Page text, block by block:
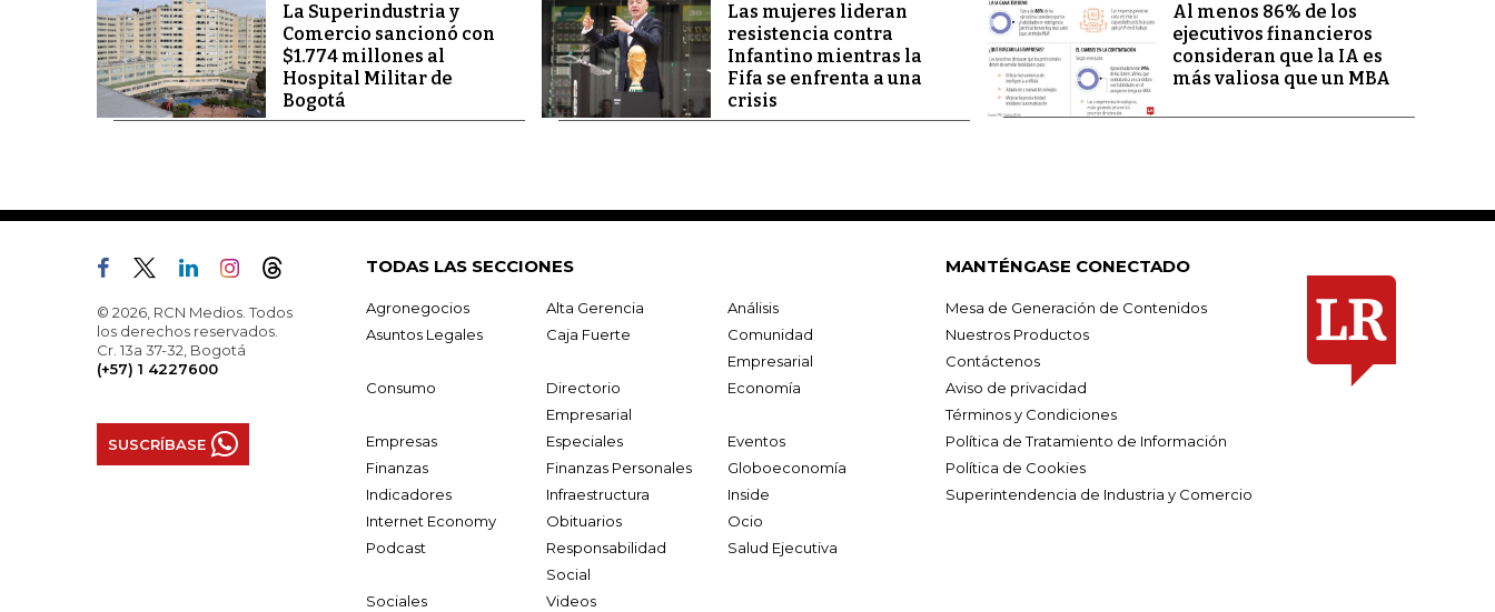
La Superindustria y
Comercio sancionó con
$1.774 millones al
Hospital Militar de
Bogotá
Las mujeres lideran
resistencia contra
Infantino mientras la
Fifa se enfrenta a una
crisis
Al menos 86% de los
ejecutivos financieros
consideran que la IA es
más valiosa que un MBA
© 2026, RCN Medios. Todos
los derechos reservados.
Cr. 13a 37-32, Bogotá
(+57) 1 4227600
SUSCRÍBASE
TODAS LAS SECCIONES
Agronegocios Alta Gerencia
Análisis
Asuntos Legales
Caja Fuerte
Comunidad
Empresarial
Consumo
Directorio
Empresarial
Economía
Empresas Especiales
Eventos
Finanzas
Finanzas Personales
Globoeconomía
Indicadores
Infraestructura
Inside
Internet Economy
Obituarios
Ocio
Podcast
Responsabilidad
Social
Salud Ejecutiva
Sociales Videos
MANTÉNGASE CONECTADO
Mesa de Generación de Contenidos
Nuestros Productos
Contáctenos
Aviso de privacidad
Términos y Condiciones
Política de Tratamiento de Información
Política de Cookies
Superintendencia de Industria y Comercio